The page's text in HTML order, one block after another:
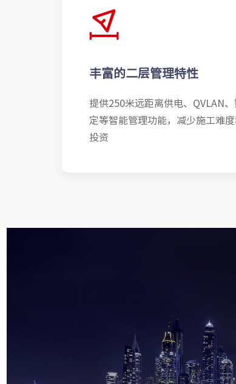
丰富的二层管理特性
提供250米远距离供电、QVLAN
定等智能管理功能，减少施工难
投资